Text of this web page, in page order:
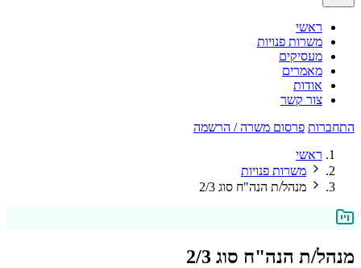
ראשי
משרות פנויות
מעסיקים
מאמרים
אודות
צור קשר
התחברות פרסום משרה / הרשמה
ראשי
משרות פנויות
מנהל/ת הנה"ח סוג 2/3
מנהל/ת הנה"ח סוג 2/3